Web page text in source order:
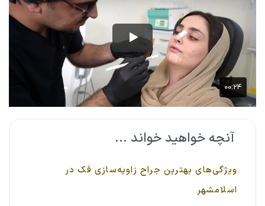
آنچه خواهید خواند ...
ویژگی‌های بهترین جراح زاویه‌سازی فک در
اسلامشهر